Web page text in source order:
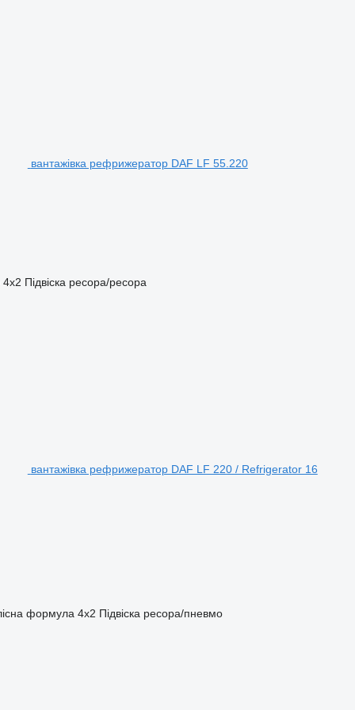
вантажівка рефрижератор DAF LF 55.220
4x2 Підвіска ресора/ресора
вантажівка рефрижератор DAF LF 220 / Refrigerator 16
формула 4x2 Підвіска ресора/пневмо